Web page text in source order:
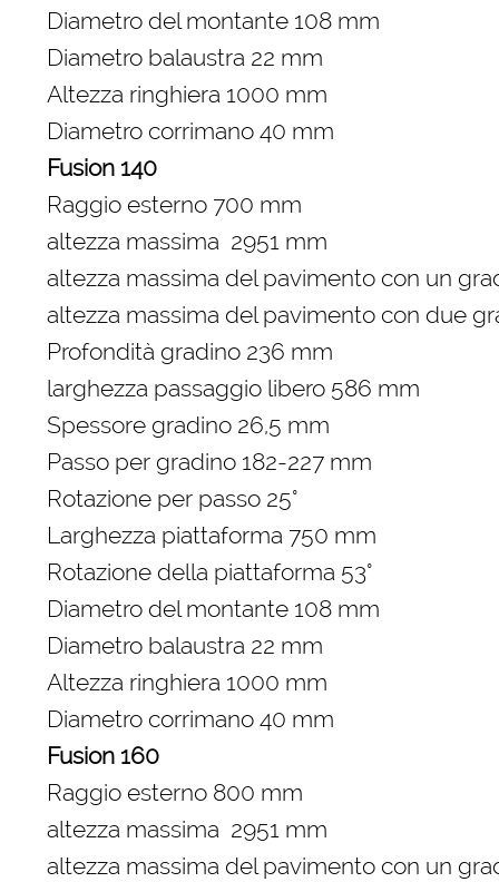
Diametro del montante 108 mm
Diametro balaustra 22 mm
Altezza ringhiera 1000 mm
Diametro corrimano 40 mm
Fusion 140
Raggio esterno 700 mm
altezza massima 2951 mm
altezza massima del pavimento con un
altezza massima del pavimento con due
Profondità gradino 236 mm
larghezza passaggio libero 586 mm
Spessore gradino 26,5 mm
Passo per gradino 182-227 mm
Rotazione per passo 25°
Larghezza piattaforma 750 mm
Rotazione della piattaforma 53°
Diametro del montante 108 mm
Diametro balaustra 22 mm
Altezza ringhiera 1000 mm
Diametro corrimano 40 mm
Fusion 160
Raggio esterno 800 mm
altezza massima 2951 mm
altezza massima del pavimento con un